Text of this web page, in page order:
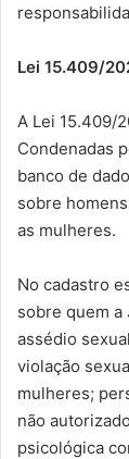
Lei 15.409/
A Lei 15.409/
Condenadas
banco de
sobre
as mulheres.
No cadastro
sobre quem
assédio
violação
mulheres;
não
psicológica